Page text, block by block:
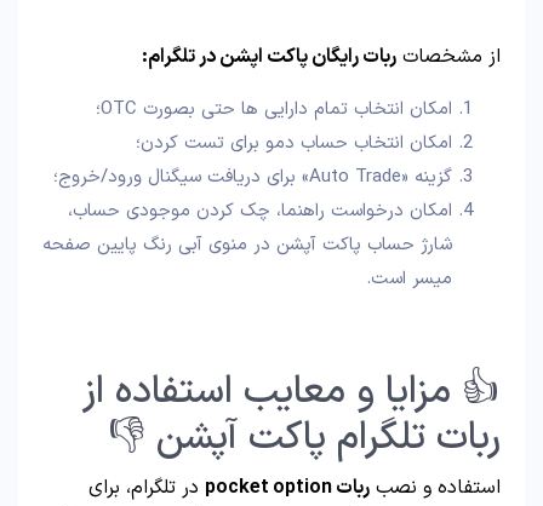
از مشخصات ربات رایگان پاکت اپشن در تلگرام:
امکان انتخاب تمام دارایی ها حتی بصورت OTC؛
امکان انتخاب حساب دمو برای تست کردن؛
گزینه «Auto Trade» برای دریافت سیگنال ورود/خروج؛
امکان درخواست راهنما، چک کردن موجودی حساب،
شارژ حساب پاکت آپشن در منوی آبی رنگ پایین صفحه
میسر است.
👍 مزایا و معایب استفاده از
ربات تلگرام پاکت آپشن 👎
استفاده و نصب ربات pocket option
در تلگرام، برای